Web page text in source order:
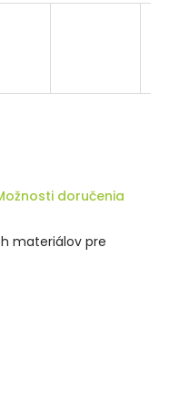
doručenia
materiálov pre